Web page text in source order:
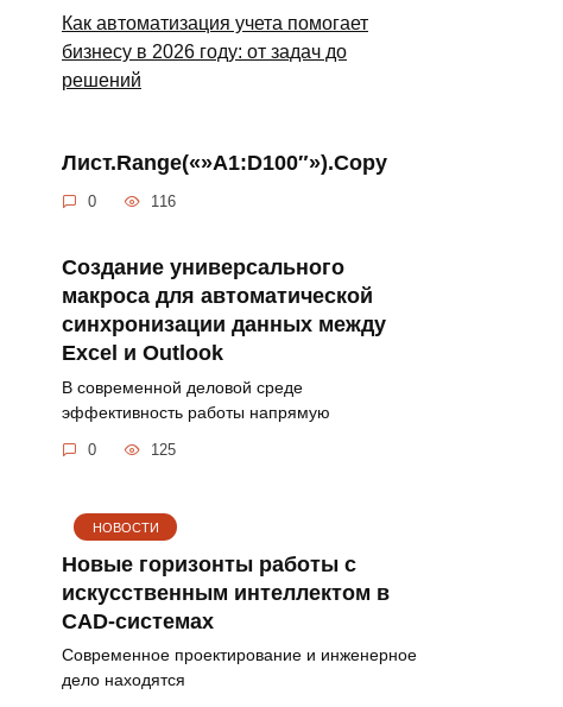
Как автоматизация учета помогает
бизнесу в 2026 году: от задач до
решений
Лист.Range(«»A1:D100″»).Copy
0 116
Создание универсального
макроса для автоматической
синхронизации данных между
Excel и Outlook
В современной деловой среде
эффективность работы напрямую
0 125
НОВОСТИ
Новые горизонты работы с
искусственным интеллектом в
CAD-системах
Современное проектирование и инженерное
дело находятся